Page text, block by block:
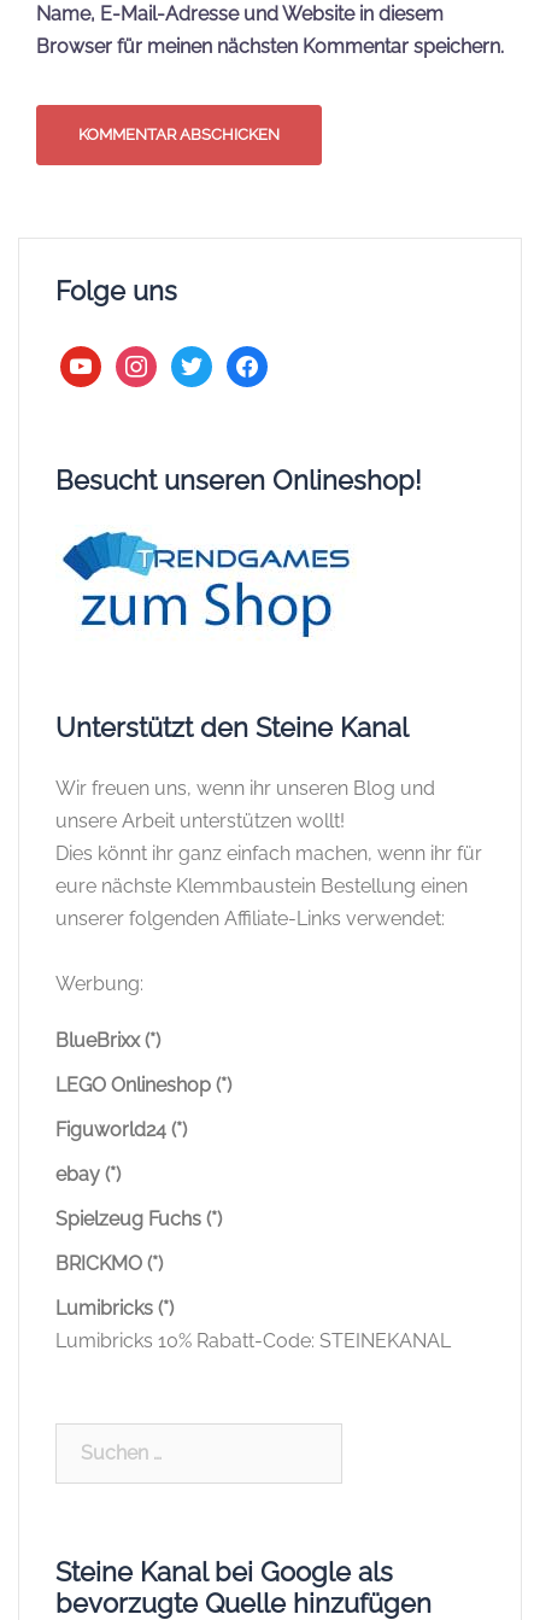
Name, E-Mail-Adresse und Website in diesem
Browser für meinen nächsten Kommentar speichern.
Folge uns
youtubeinstagram
twitter facebook
Besucht unseren Onlineshop!
Unterstützt den Steine Kanal
Wir freuen uns, wenn ihr unseren Blog und
unsere Arbeit unterstützen wollt!
Dies könnt ihr ganz einfach machen, wenn ihr für
eure nächste Klemmbaustein Bestellung einen
unserer folgenden Affiliate-Links verwendet:
Werbung:
BlueBrixx (*)
LEGO Onlineshop (*)
Figuworld24 (*)
ebay (*)
Spielzeug Fuchs (*)
BRICKMO (*)
Lumibricks (*)
Lumibricks 10% Rabatt-Code: STEINEKANAL
Steine Kanal bei Google als
bevorzugte Quelle hinzufügen